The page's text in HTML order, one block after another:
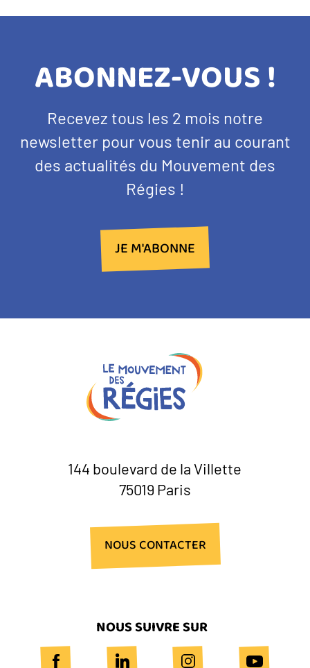
TITRE
BANDEAU
NEWSLETTER
ABONNEZ-VOUS !
Texte
d'introduction
Recevez tous les 2 mois notre
newsletter pour vous tenir au courant
des actualités du Mouvement des
Régies !
JE M'ABONNE
NOUS CONTACTER
144 boulevard de la Villette
75019 Paris
NOUS SUIVRE SUR